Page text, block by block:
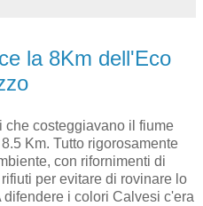
la 8Km dell'Eco
che costeggiavano il fiume
Km. Tutto rigorosamente
con rifornimenti di
per evitare di rovinare lo
i colori Calvesi c'era